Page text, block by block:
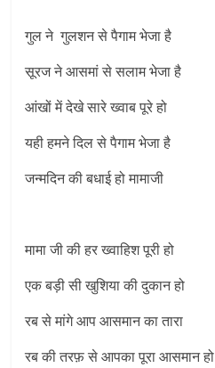
गुल ने गुलशन से पैगाम भेजा है
सूरज ने आसमां से सलाम भेजा है
आंखों में देखे सारे ख्वाब पूरे हो
यही हमने दिल से पैगाम भेजा है
जन्मदिन की बधाई हो मामाजी
मामा जी की हर ख्वाहिश पूरी हो
एक बड़ी सी खुशिया की दुकान हो
रब से मांगे आप आसमान का तारा
रब की तरफ़ से आपका पूरा आसमान हो